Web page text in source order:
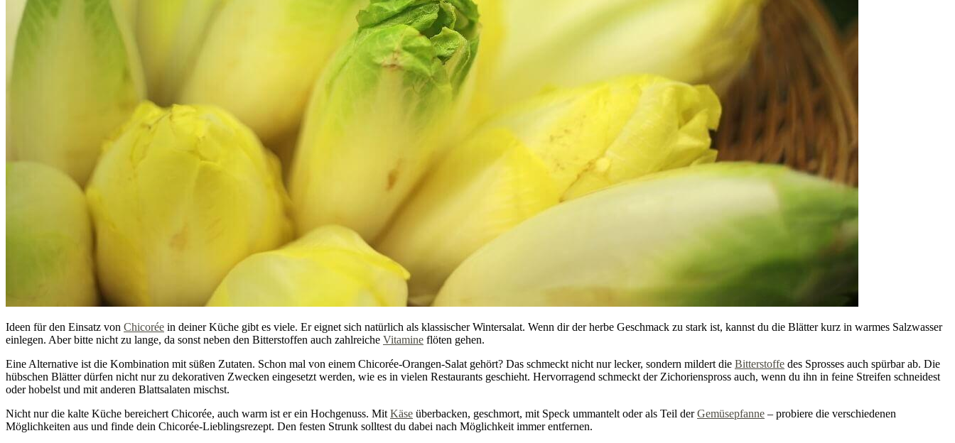
Ideen für den Einsatz von Chicorée in deiner Küche gibt es viele. Er eignet sich natürlich als klassischer Wintersalat. Wenn dir der herbe Geschmack zu stark ist, kannst du die Blätter kurz in warmes Salzwasser
einlegen. Aber bitte nicht zu lange, da sonst neben den Bitterstoffen auch zahlreiche Vitamine flöten gehen.
Eine Alternative ist die Kombination mit süßen Zutaten. Schon mal von einem Chicorée-Orangen-Salat gehört? Das schmeckt nicht nur lecker, sondern mildert die Bitterstoffe des Sprosses auch spürbar ab. Die
hübschen Blätter dürfen nicht nur zu dekorativen Zwecken eingesetzt werden, wie es in vielen Restaurants geschieht. Hervorragend schmeckt der Zichorienspross auch, wenn du ihn in feine Streifen schneidest
oder hobelst und mit anderen Blattsalaten mischst.
Nicht nur die kalte Küche bereichert Chicorée, auch warm ist er ein Hochgenuss. Mit Käse überbacken, geschmort, mit Speck ummantelt oder als Teil derGemüsepfanne – probiere die verschiedenen
Möglichkeiten aus und finde dein Chicorée-Lieblingsrezept. Den festen Strunk solltest du dabei nach Möglichkeit immer entfernen.